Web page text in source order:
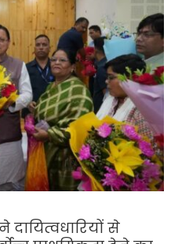
दायित्वधारियों से